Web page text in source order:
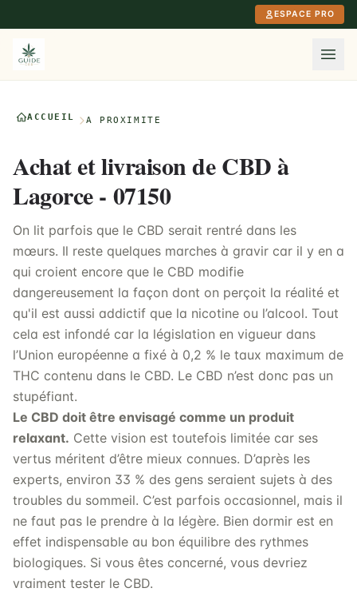
ESPACE PRO
ACCUEIL À PROXIMITÉ
Achat et livraison de CBD à
Lagorce - 07150
On lit parfois que le CBD serait rentré dans les
mœurs. Il reste quelques marches à gravir car il y en a
qui croient encore que le CBD modifie
dangereusement la façon dont on perçoit la réalité et
qu'il est aussi addictif que la nicotine ou l’alcool. Tout
cela est infondé car la législation en vigueur dans
l’Union européenne a fixé à 0,2 % le taux maximum de
THC contenu dans le CBD. Le CBD n’est donc pas un
stupéfiant.
Le CBD doit être envisagé comme un produit
relaxant. Cette vision est toutefois limitée car ses
vertus méritent d’être mieux connues. D’après les
experts, environ 33 % des gens seraient sujets à des
troubles du sommeil. C’est parfois occasionnel, mais il
ne faut pas le prendre à la légère. Bien dormir est en
effet indispensable au bon équilibre des rythmes
biologiques. Si vous êtes concerné, vous devriez
vraiment tester le CBD.